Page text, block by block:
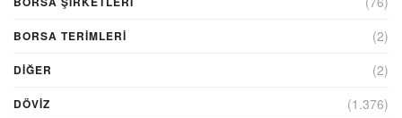
BORSA TERIMLERI (2)
DIĞER (2)
DÖVİZ (1.376)